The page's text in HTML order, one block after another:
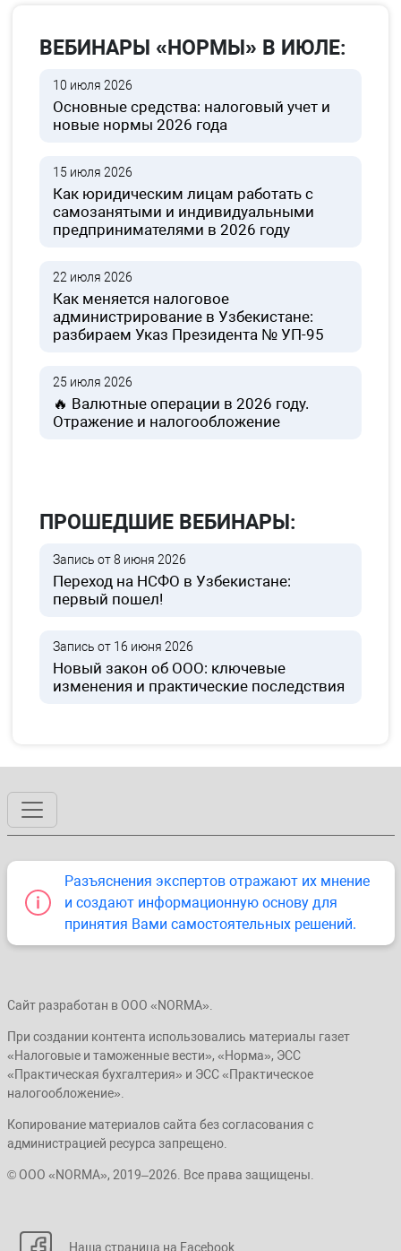
ВЕБИНАРЫ «НОРМЫ» В ИЮЛЕ:
10 июля 2026
Основные средства: налоговый учет и
новые нормы 2026 года
15 июля 2026
Как юридическим лицам работать с
самозанятыми и индивидуальными
предпринимателями в 2026 году
22 июля 2026
Как меняется налоговое
администрирование в Узбекистане:
разбираем Указ Президента № УП-95
25 июля 2026
🔥 Валютные операции в 2026 году.
Отражение и налогообложение
ПРОШЕДШИЕ ВЕБИНАРЫ:
Запись от 8 июня 2026
Переход на НСФО в Узбекистане:
первый пошел!
Запись от 16 июня 2026
Новый закон об ООО: ключевые
изменения и практические последствия
Разъяснения экспертов отражают их мнение
и создают информационную основу для
принятия Вами самостоятельных решений.
Сайт разработан в ООО «NORMA».
При создании контента использовались материалы газет
«Налоговые и таможенные вести», «Норма», ЭСС
«Практическая бухгалтерия» и ЭСС «Практическое
налогообложение».
Копирование материалов сайта без согласования с
администрацией ресурса запрещено.
© ООО «NORMA», 2019–2026. Все права защищены.
Наша страница на Facebook